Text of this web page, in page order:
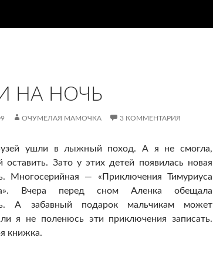
НА НОЧЬ
ОЧУМЕЛАЯ МАМОЧКА 3 КОММЕНТАРИЯ
ушли в лыжный поход. А я не смогла,
оставить. Зато у этих детей появилась новая
Многосерийная — «Приключения Тимуриуса
Вчера перед сном Аленка обещала
А забавный подарок мальчикам может
я не поленюсь эти приключения записать.
книжка.